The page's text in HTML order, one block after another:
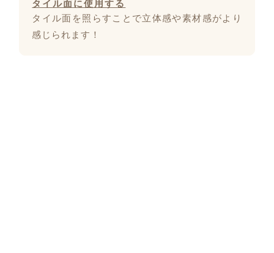
タイル面に使用する
タイル面を照らすことで立体感や素材感がより
感じられます！